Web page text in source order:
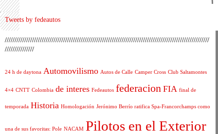
Tweets by fedeautos
/////////////////////////////////////////////////////////////////////////////////////////////////////////
///////////////
24 h de daytona Automovilismo Autos de Calle Camper Cross Club Saltamontes
4×4 CNTT Colombia de interes Fedeautos federacion FIA final de
temporada Historia Homologación Jerónimo Berrío ratifica Spa-Francorchamps como
una de sus favoritas: Pole NACAM Pilotos en el Exterior